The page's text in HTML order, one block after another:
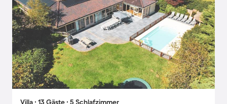
Villa ∙ 13 Gäste ∙ 5 Schlafzimmer